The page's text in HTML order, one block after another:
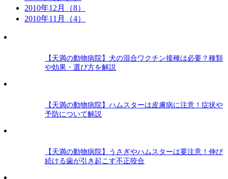
2010年12月（8）
2010年11月（4）
【天満の動物病院】犬の混合ワクチン接種は必要？種類
や効果・選び方を解説
【天満の動物病院】ハムスターは皮膚病に注意！症状や
予防について解説
【天満の動物病院】うさぎやハムスターは要注意！伸び
続ける歯が引き起こす不正咬合